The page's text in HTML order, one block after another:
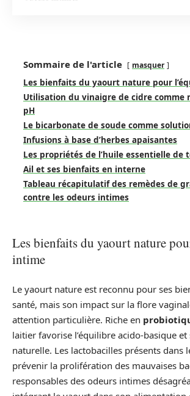
Sommaire de l'article masquer
Les bienfaits du yaourt nature pour
Utilisation du vinaigre de cidre comme
pH
Le bicarbonate de soude comme
Infusions à base d’herbes apaisantes
Les propriétés de l’huile essentielle de
Ail et ses bienfaits en interne
Tableau récapitulatif des remèdes de
contre les odeurs intimes
Les bienfaits du yaourt nature
intime
Le yaourt nature est reconnu pour ses
santé, mais son impact sur la flore
attention particulière. Riche en
laitier favorise l’équilibre acido-basique
naturelle. Les lactobacilles présents dans
prévenir la prolifération des mauvaises
responsables des odeurs intimes